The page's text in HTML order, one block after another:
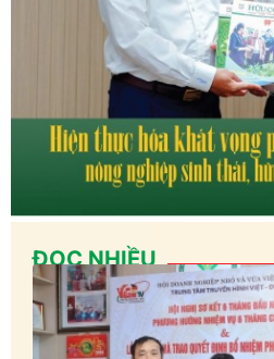
ĐỌC NHIỀU